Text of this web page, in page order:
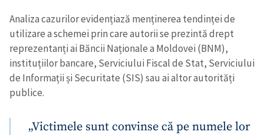
Analiza cazurilor evidențiază menținerea tendinței de
utilizare a schemei prin care autorii se prezintă drept
reprezentanți ai Băncii Naționale a Moldovei (BNM),
instituțiilor bancare, Serviciului Fiscal de Stat, Serviciului
de Informații și Securitate (SIS) sau ai altor autorități
publice.
„Victimele sunt convinse că pe numele lor